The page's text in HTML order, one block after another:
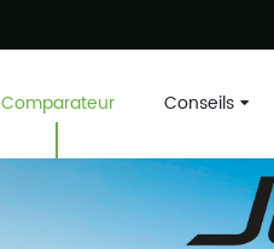
Comparateur Conseils